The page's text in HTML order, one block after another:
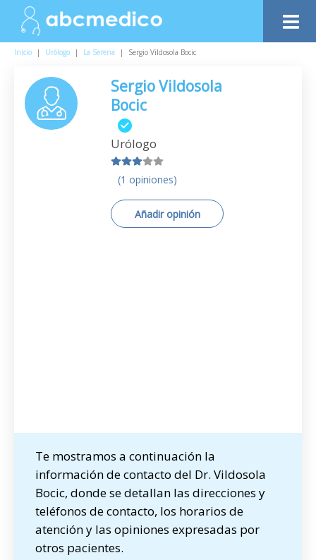
Inicio | Urólogo | La Serena | Sergio Vildosola Bocic
Sergio Vildosola
Bocic
Urólogo
(1 opiniones)
Añadir opinión
Te mostramos a continuación la
información de contacto del Dr. Vildosola
Bocic, donde se detallan las direcciones y
teléfonos de contacto, los horarios de
atención y las opiniones expresadas por
otros pacientes.